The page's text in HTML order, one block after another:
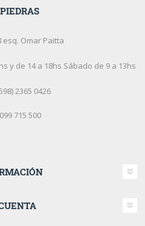
esq. Omar Paitta
y de 14 a 18hs Sábado de 9 a 13hs
2365 0426
099 715 500